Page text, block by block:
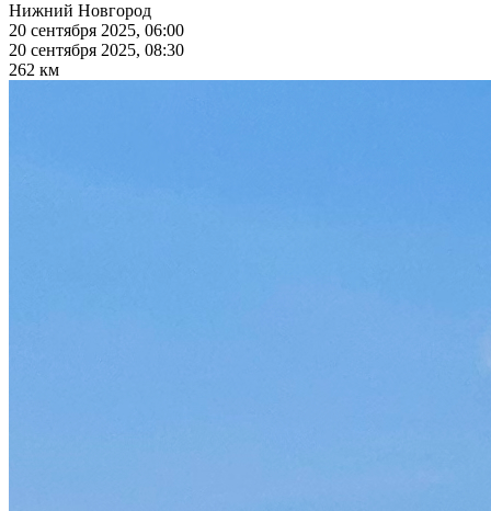
Нижний Новгород
20 сентября 2025, 06:00
20 сентября 2025, 08:30
262 км